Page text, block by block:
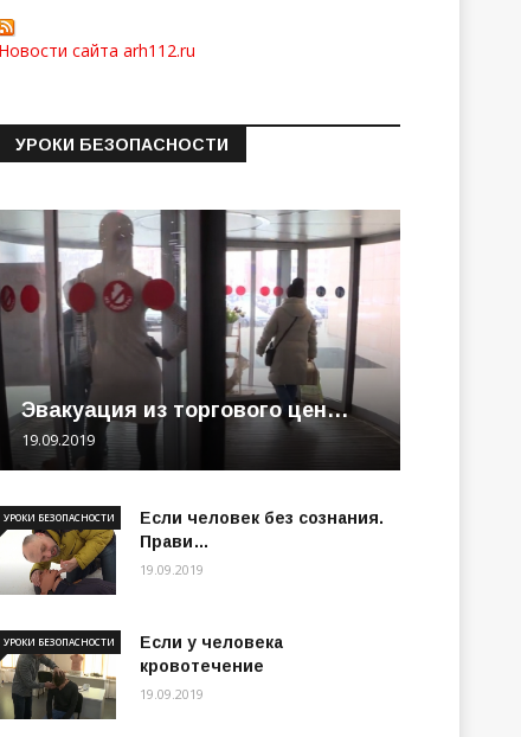
Новости сайта arh112.ru
УРОКИ БЕЗОПАСНОСТИ
Эвакуация из торгового цен…
19.09.2019
Если человек без сознания.
Прави…
УРОКИ БЕЗОПАСНОСТИ
19.09.2019
Если у человека
кровотечение
УРОКИ БЕЗОПАСНОСТИ
19.09.2019